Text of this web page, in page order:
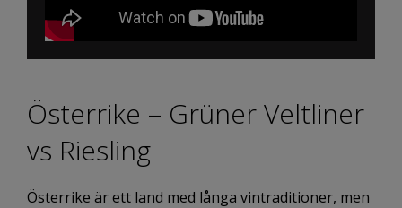
Österrike – Grüner Veltliner
vs Riesling
Österrike är ett land med långa vintraditioner, men